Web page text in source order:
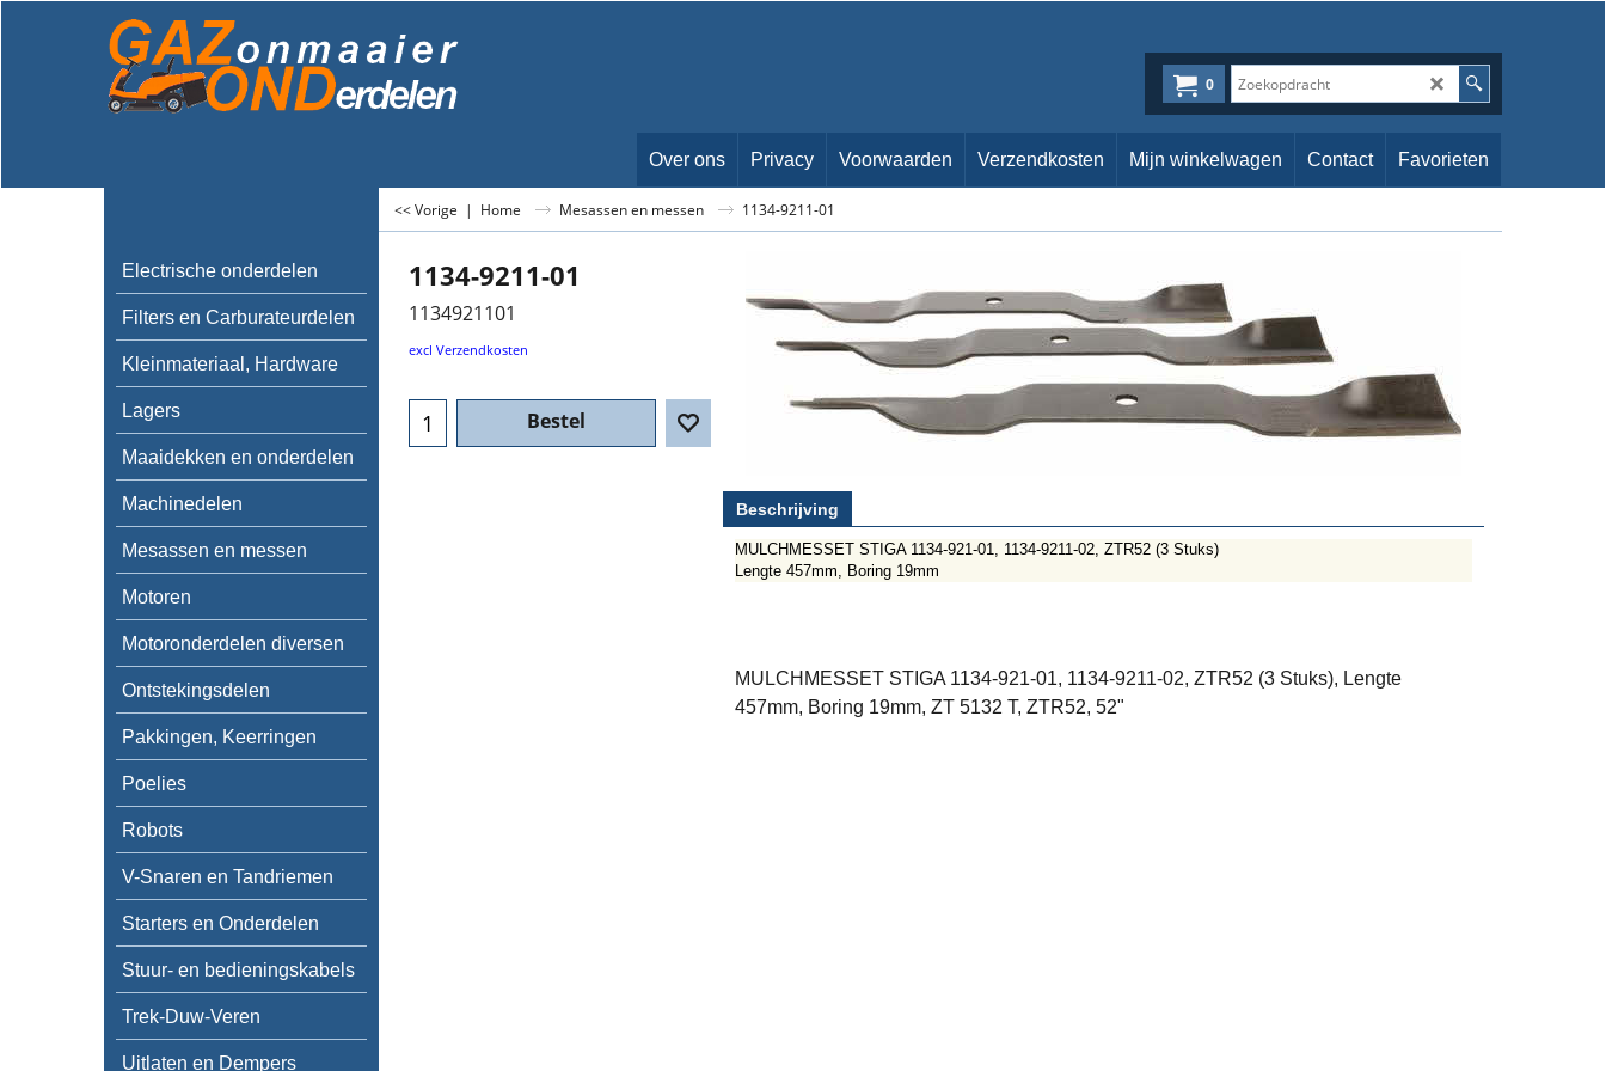
0
Over ons Privacy Voorwaarden Verzendkosten Mijn winkelwagen Contact Favorieten
Electrische onderdelen
Filters en Carburateurdelen
Kleinmateriaal, Hardware
Lagers
Maaidekken en onderdelen
Machinedelen
Mesassen en messen
Motoren
Motoronderdelen diversen
Ontstekingsdelen
Pakkingen, Keerringen
Poelies
Robots
V-Snaren en Tandriemen
Starters en Onderdelen
Stuur- en bedieningskabels
Trek-Duw-Veren
Uitlaten en Dempers
<< Vorige | Home Mesassen en messen 1134-9211-01
1134-9211-01
1134921101
€116.36
Bestel
Beschrijving
MULCHMESSET STIGA 1134-921-01, 1134-9211-02, ZTR52 (3 Stuks)
Lengte 457mm, Boring 19mm
MULCHMESSET STIGA 1134-921-01, 1134-9211-02, ZTR52 (3 Stuks), Lengte
457mm, Boring 19mm, ZT 5132 T, ZTR52, 52"